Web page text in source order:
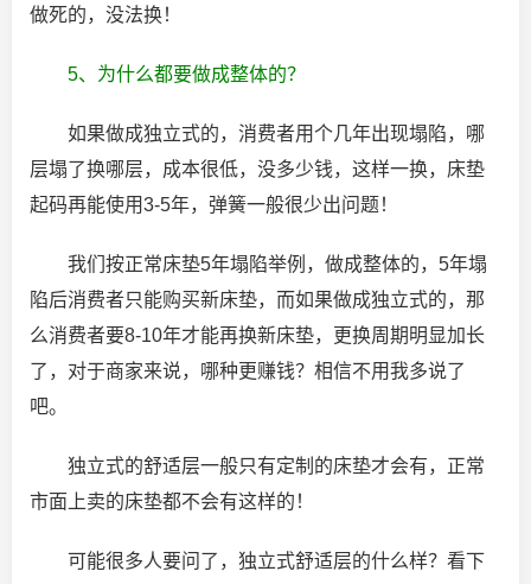
做死的，没法换！
5、为什么都要做成整体的？
如果做成独立式的，消费者用个几年出现塌陷，哪
层塌了换哪层，成本很低，没多少钱，这样一换，床垫
起码再能使用3-5年，弹簧一般很少出问题！
我们按正常床垫5年塌陷举例，做成整体的，5年塌
陷后消费者只能购买新床垫，而如果做成独立式的，那
么消费者要8-10年才能再换新床垫，更换周期明显加长
了，对于商家来说，哪种更赚钱？相信不用我多说了
吧。
独立式的舒适层一般只有定制的床垫才会有，正常
市面上卖的床垫都不会有这样的！
可能很多人要问了，独立式舒适层的什么样？看下